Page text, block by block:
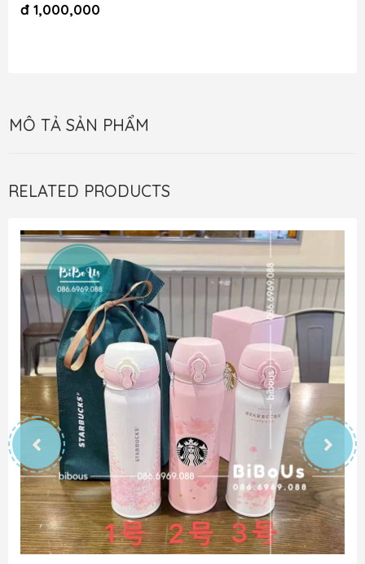
đ 1,000,000
MÔ TẢ SẢN PHẨM
RELATED PRODUCTS